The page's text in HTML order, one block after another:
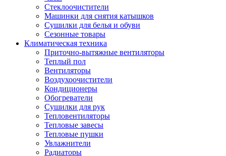
Проекторы
Экраны
Магнитно-маркерные доски
Радиобудильники
Радиоприемники
Саундбары
Системы и компоненты hi-fi
Компоненты hi-fi
Плееры и аксессуары
Плееры
Фото и видеокамеры
Фотоаппараты
Зеркальные фотоаппараты
Стеклоочистители
Машинки для снятия катышков
Сушилки для белья и обуви
Сезонные товары
Климатическая техника
Приточно-вытяжные вентиляторы
Теплый пол
Вентиляторы
Воздухоочистители
Кондиционеры
Обогреватели
Сушилки для рук
Тепловентиляторы
Тепловые завесы
Тепловые пушки
Увлажнители
Радиаторы